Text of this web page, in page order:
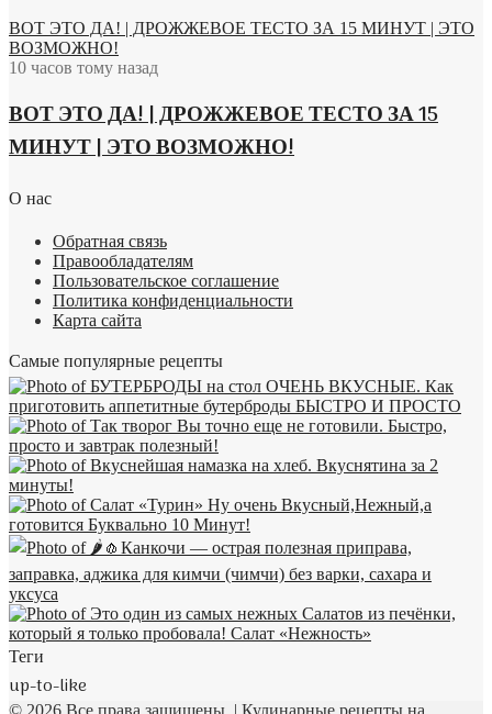
ВОТ ЭТО ДА! | ДРОЖЖЕВОЕ ТЕСТО ЗА 15 МИНУТ | ЭТО
ВОЗМОЖНО!
10 часов тому назад
ВОТ ЭТО ДА! | ДРОЖЖЕВОЕ ТЕСТО ЗА 15
МИНУТ | ЭТО ВОЗМОЖНО!
О нас
Обратная связь
Правообладателям
Пользовательское соглашение
Политика конфиденциальности
Карта сайта
Самые популярные рецепты
Теги
up-to-like
© 2026 Все права защищены | Кулинарные рецепты на